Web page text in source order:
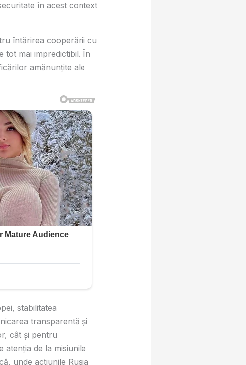
în acest context
întărirea cooperării cu
tot mai impredictibil. În
amănunțite ale
stabilitatea
transparentă și
cât și pentru
atenția de la misiunile
unde acțiunile Rusia